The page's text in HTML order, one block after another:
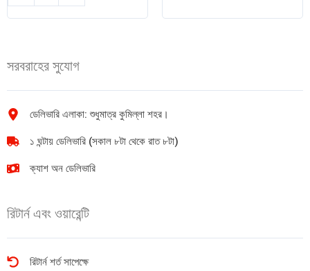
ফুল
ক্রিম
2.5kg
আমের
সরবরাহের সুযোগ
ডেলিভারি এলাকা: শুধুমাত্র কুমিল্লা শহর।
১ ঘন্টায় ডেলিভারি (সকাল ৮টা থেকে রাত ৮টা)
ক্যাশ অন ডেলিভারি
রিটার্ন এবং ওয়ারেন্টি
রিটার্ন শর্ত সাপেক্ষে